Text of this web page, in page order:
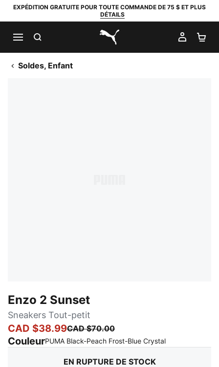
EXPÉDITION GRATUITE POUR TOUTE COMMANDE DE 75 $ ET PLUS
DÉTAILS
PUMA.com
MON
Soldes, Enfant
Enzo 2 Sunset
Sneakers Tout-petit
CAD $38.99CAD $70.00
CouleurPUMA Black-Peach Frost-Blue Crystal:
EN RUPTURE DE STOCK